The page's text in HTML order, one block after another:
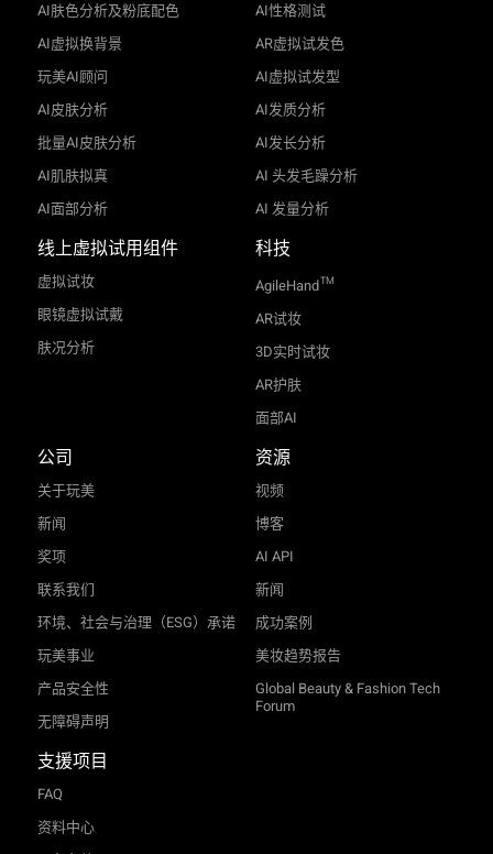
AI肤色分析及粉底配色
AI虚拟换背景
玩美AI顾问
AI皮肤分析
批量AI皮肤分析
AI肌肤拟真
AI面部分析
AI性格测试
AR虚拟试发色
AI虚拟试发型
AI发质分析
AI发长分析
AI 头发毛躁分析
AI 发量分析
线上虚拟试用组件
虚拟试妆
眼镜虚拟试戴
肤况分析
科技
AgileHandTM
AR试妆
3D实时试妆
AR护肤
面部AI
公司
关于玩美
新闻
奖项
联系我们
环境、社会与治理（ESG）承诺
玩美事业
产品安全性
无障碍声明
资源
视频
博客
AI API
新闻
成功案例
美妆趋势报告
Global Beauty & Fashion Tech
Forum
支援项目
FAQ
资料中心